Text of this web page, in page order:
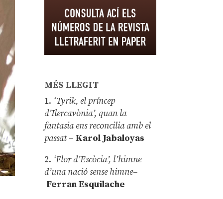
MÉS LLEGIT
1. ‘Tyrik, el príncep
d’Ilercavònia’, quan la
fantasia ens reconcilia amb el
passat– Karol Jabaloyas
2. ‘Flor d’Escòcia’, l’himne
d’una nació sense himne–
Ferran Esquilache